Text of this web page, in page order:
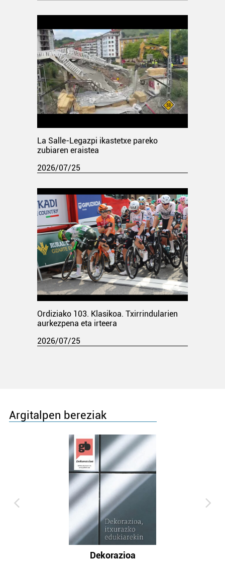
La Salle-Legazpi ikastetxe pareko
zubiaren eraistea
2026/07/25
Ordiziako 103. Klasikoa. Txirrindularien
aurkezpena eta irteera
2026/07/25
Argitalpen bereziak
Dekorazioa